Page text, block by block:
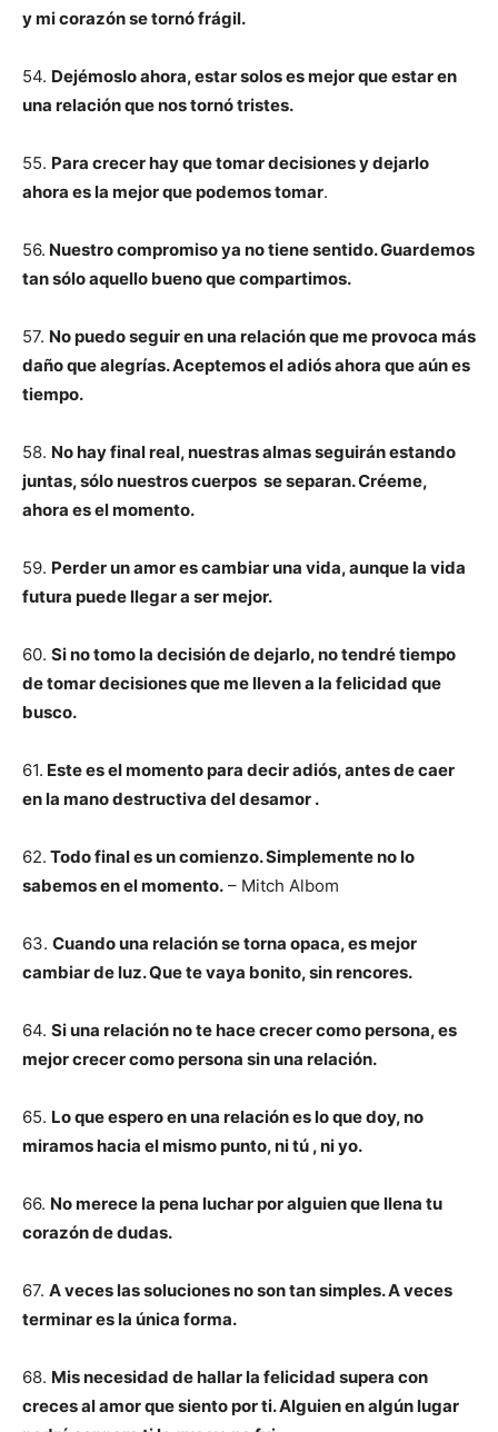
y mi corazón se tornó frágil.
54. Dejémoslo ahora, estar solos es mejor que estar en
una relación que nos tornó tristes.
55. Para crecer hay que tomar decisiones y dejarlo
ahora es la mejor que podemos tomar.
56. Nuestro compromiso ya no tiene sentido. Guardemos
tan sólo aquello bueno que compartimos.
57. No puedo seguir en una relación que me provoca más
daño que alegrías. Aceptemos el adiós ahora que aún es
tiempo.
58. No hay final real, nuestras almas seguirán estando
juntas, sólo nuestros cuerpos se separan. Créeme,
ahora es el momento.
59. Perder un amor es cambiar una vida, aunque la vida
futura puede llegar a ser mejor.
60. Si no tomo la decisión de dejarlo, no tendré tiempo
de tomar decisiones que me lleven a la felicidad que
busco.
61. Este es el momento para decir adiós, antes de caer
en la mano destructiva del desamor .
62. Todo final es un comienzo. Simplemente no lo
sabemos en el momento. – Mitch Albom
63. Cuando una relación se torna opaca, es mejor
cambiar de luz. Que te vaya bonito, sin rencores.
64. Si una relación no te hace crecer como persona, es
mejor crecer como persona sin una relación.
65. Lo que espero en una relación es lo que doy, no
miramos hacia el mismo punto, ni tú , ni yo.
66. No merece la pena luchar por alguien que llena tu
corazón de dudas.
67. A veces las soluciones no son tan simples. A veces
terminar es la única forma.
68. Mis necesidad de hallar la felicidad supera con
creces al amor que siento por ti. Alguien en algún lugar